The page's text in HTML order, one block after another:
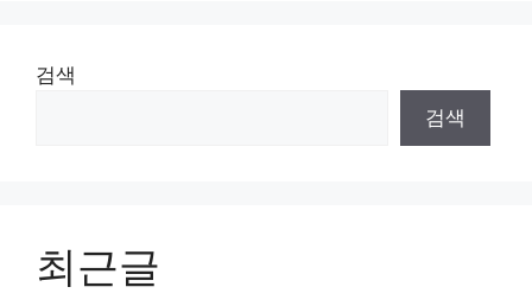
검색
검색
최근글